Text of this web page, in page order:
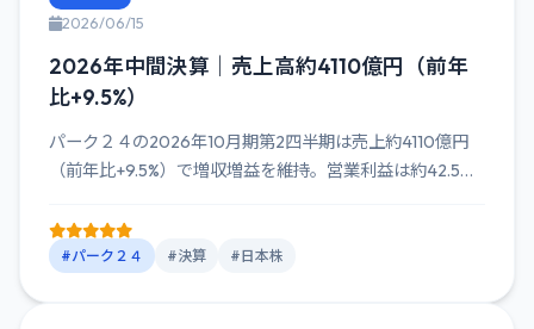
2026/06/15
2026年中間決算｜売上高約4110億円（前年
比+9.5%）
パーク２４の2026年10月期第2四半期は売上約4110億円
（前年比+9.5%）で増収増益を維持。営業利益は約42.5
#パーク２４ #決算 #日本株